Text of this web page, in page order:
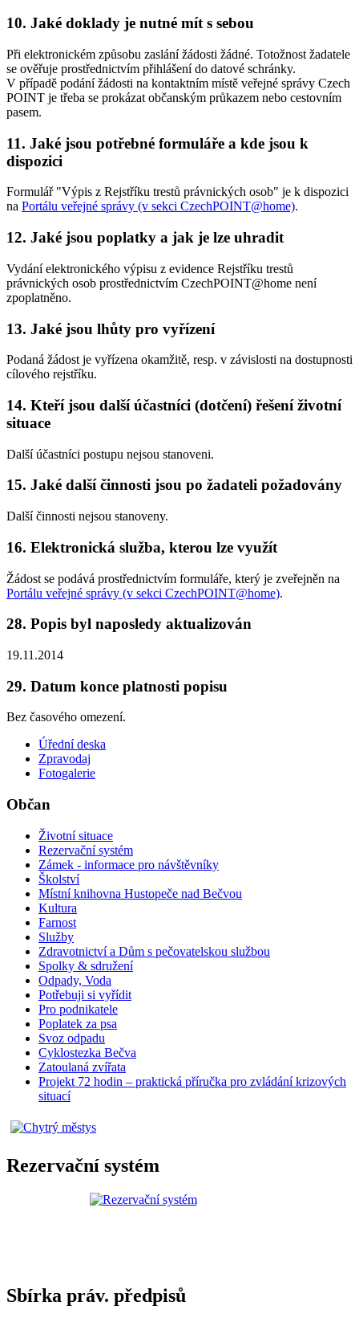
10. Jaké doklady je nutné mít s sebou
Při elektronickém způsobu zaslání žádosti žádné. Totožnost žadatele
se ověřuje prostřednictvím přihlášení do datové schránky.
V případě podání žádosti na kontaktním místě veřejné správy Czech
POINT je třeba se prokázat občanským průkazem nebo cestovním
pasem.
11. Jaké jsou potřebné formuláře a kde jsou k
dispozici
Formulář "Výpis z Rejstříku trestů právnických osob" je k dispozici
na Portálu veřejné správy (v sekci CzechPOINT@home).
12. Jaké jsou poplatky a jak je lze uhradit
Vydání elektronického výpisu z evidence Rejstříku trestů
právnických osob prostřednictvím CzechPOINT@home není
zpoplatněno.
13. Jaké jsou lhůty pro vyřízení
Podaná žádost je vyřízena okamžitě, resp. v závislosti na dostupnosti
cílového rejstříku.
14. Kteří jsou další účastníci (dotčení) řešení životní
situace
Další účastníci postupu nejsou stanoveni.
15. Jaké další činnosti jsou po žadateli požadovány
Další činnosti nejsou stanoveny.
16. Elektronická služba, kterou lze využít
Žádost se podává prostřednictvím formuláře, který je zveřejněn na
Portálu veřejné správy (v sekci CzechPOINT@home).
28. Popis byl naposledy aktualizován
19.11.2014
29. Datum konce platnosti popisu
Bez časového omezení.
Úřední deska
Zpravodaj
Fotogalerie
Občan
Životní situace
Rezervační systém
Zámek - informace pro návštěvníky
Školství
Místní knihovna Hustopeče nad Bečvou
Kultura
Farnost
Služby
Zdravotnictví a Dům s pečovatelskou službou
Spolky & sdružení
Odpady, Voda
Potřebuji si vyřídit
Pro podnikatele
Poplatek za psa
Svoz odpadu
Cyklostezka Bečva
Zatoulaná zvířata
Projekt 72 hodin – praktická příručka pro zvládání krizových
situací
Rezervační systém
Sbírka práv. předpisů